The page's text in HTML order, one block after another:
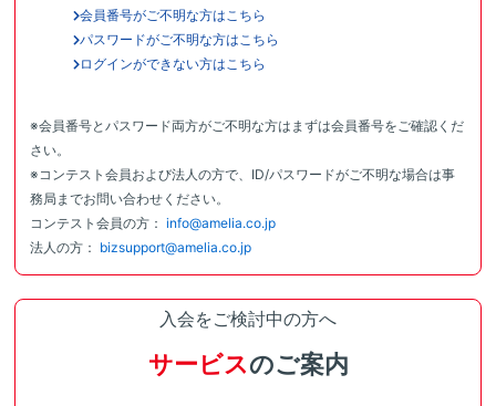
会員番号がご不明な方はこちら
パスワードがご不明な方はこちら
ログインができない方はこちら
※会員番号とパスワード両方がご不明な方はまずは会員番号をご確認くだ
さい。
※コンテスト会員および法人の方で、ID/パスワードがご不明な場合は事
務局までお問い合わせください。
コンテスト会員の方： info@amelia.co.jp
法人の方： bizsupport@amelia.co.jp
入会をご検討中の方へ
サービスのご案内